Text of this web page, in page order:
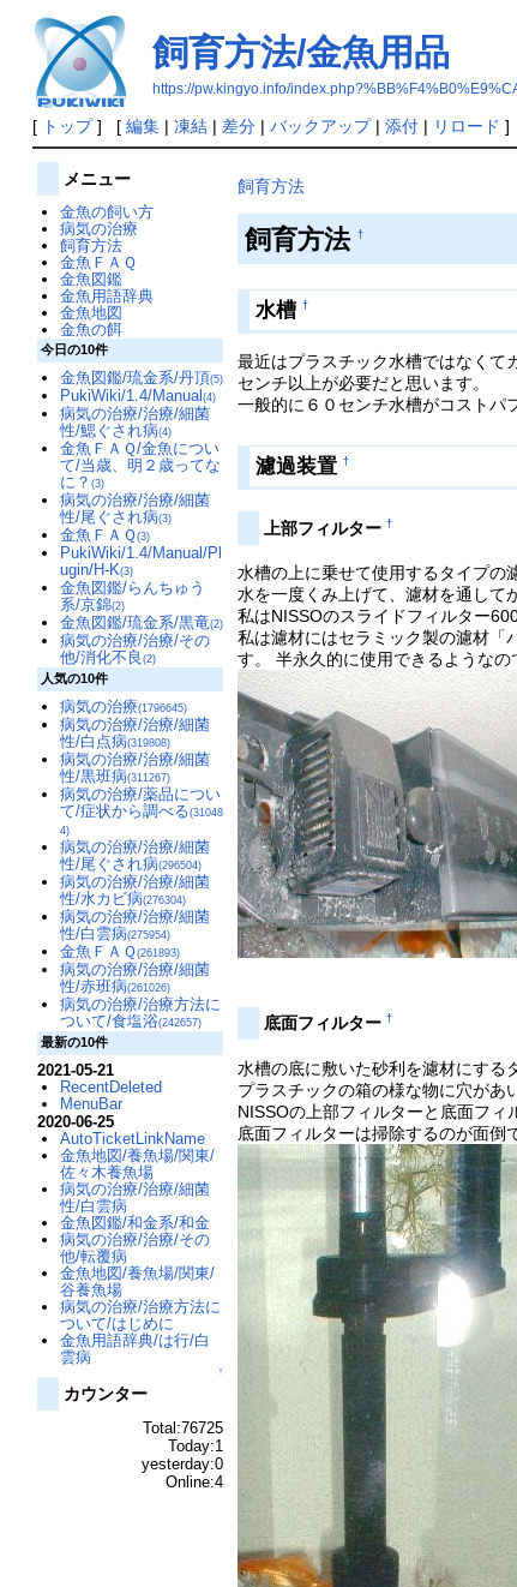
飼育方法/金魚用品
https://pw.kingyo.info/
[ トップ] [ 編集| 凍結| 差分| バックアップ| 添付| リロード ]
飼育方法
飼育方法†
水槽 †
最近はプラスチック水槽ではなくて
センチ以上が必要だと思います。
一般的に６０センチ水槽がコストパ
濾過装置 †
上部フィルター †
水槽の上に乗せて使用するタイプの
水を一度くみ上げて、濾材を通して
私はNISSOのスライドフィルター
私は濾材にはセラミック製の濾材「
す。 半永久的に使用できるようなの
底面フィルター †
水槽の底に敷いた砂利を濾材にする
プラスチックの箱の様な物に穴があ
NISSOの上部フィルターと底面フィ
底面フィルターは掃除するのが面倒
メニュー
金魚の飼い方
病気の治療
飼育方法
金魚ＦＡＱ
金魚図鑑
金魚用語辞典
金魚地図
金魚の餌
今日の10件
金魚図鑑/琉金系/丹頂(5)
PukiWiki/1.4/Manual(4)
病気の治療/治療/細菌
性/鰓ぐされ病(4)
金魚ＦＡＱ/金魚につい
て/当歳、明２歳ってな
に？(3)
病気の治療/治療/細菌
性/尾ぐされ病(3)
金魚ＦＡＱ(3)
PukiWiki/1.4/Manual/Pl
ugin/H-K(3)
金魚図鑑/らんちゅう
系/京錦(2)
金魚図鑑/琉金系/黒竜(2)
病気の治療/治療/その
他/消化不良(2)
人気の10件
病気の治療(1796645)
病気の治療/治療/細菌
性/白点病(319808)
病気の治療/治療/細菌
性/黒班病(311267)
病気の治療/薬品につい
て/症状から調べる(31048
4)
病気の治療/治療/細菌
性/尾ぐされ病(296504)
病気の治療/治療/細菌
性/水カビ病(276304)
病気の治療/治療/細菌
性/白雲病(275954)
金魚ＦＡＱ(261893)
病気の治療/治療/細菌
性/赤班病(261026)
病気の治療/治療方法に
ついて/食塩浴(242657)
最新の10件
2021-05-21
RecentDeleted
MenuBar
2020-06-25
AutoTicketLinkName
金魚地図/養魚場/関東/
佐々木養魚場
病気の治療/治療/細菌
性/白雲病
金魚図鑑/和金系/和金
病気の治療/治療/その
他/転覆病
金魚地図/養魚場/関東/
谷養魚場
病気の治療/治療方法に
ついて/はじめに
金魚用語辞典/は行/白
雲病
↑
カウンター
Total:76725
Today:1
yesterday:0
Online:4